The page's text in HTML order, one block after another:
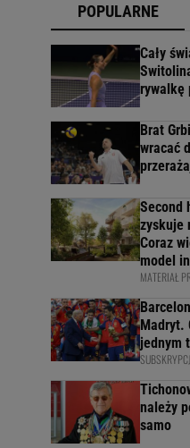
POPULARNE
Cały
rywalkę
Brat
wracać
Second
zyskuje
Coraz
model
MATERIAŁ
Madryt.
jednym
należy
samo